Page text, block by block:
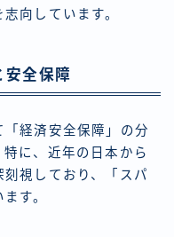
志向しています。
安全保障
経済安全保障」の分
に、近年の日本から
視しており、「スパ
す。